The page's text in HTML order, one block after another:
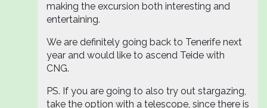
making the excursion both interesting and
entertaining.
We are definitely going back to Tenerife next
year and would like to ascend Teide with
CNG.
PS. If you are going to also try out stargazing,
take the option with a telescope, since there is